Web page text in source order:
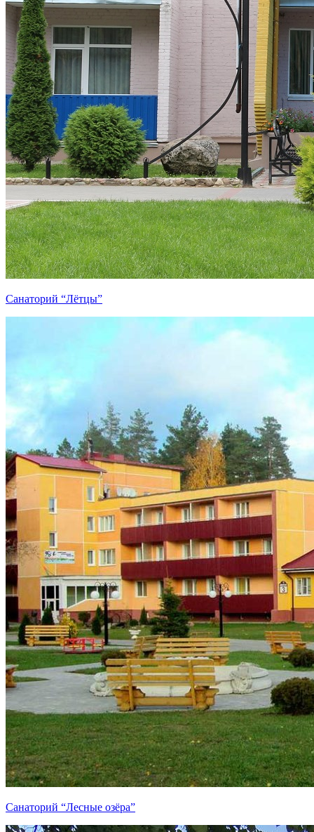
Санаторий “Лётцы”
Санаторий “Лесные озёра”